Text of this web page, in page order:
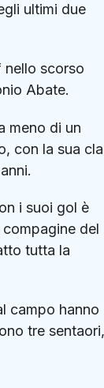
ultimi due
nello scorso
Abate.
meno di un
con la sua
i suoi gol è
del
tutta la
campo hanno
tre